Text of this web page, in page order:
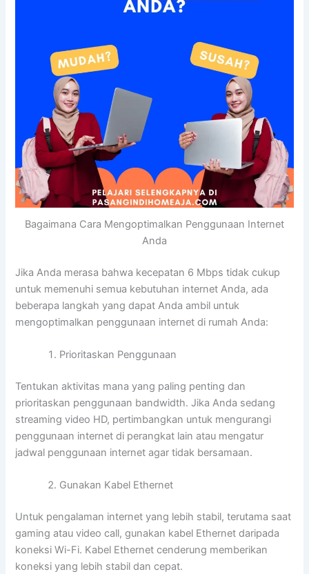
Bagaimana Cara Mengoptimalkan Penggunaan Internet
Anda
Jika Anda merasa bahwa kecepatan 6 Mbps tidak cukup
untuk memenuhi semua kebutuhan internet Anda, ada
beberapa langkah yang dapat Anda ambil untuk
mengoptimalkan penggunaan internet di rumah Anda:
Prioritaskan Penggunaan
Tentukan aktivitas mana yang paling penting dan
prioritaskan penggunaan bandwidth. Jika Anda sedang
streaming video HD, pertimbangkan untuk mengurangi
penggunaan internet di perangkat lain atau mengatur
jadwal penggunaan internet agar tidak bersamaan.
Gunakan Kabel Ethernet
Untuk pengalaman internet yang lebih stabil, terutama saat
gaming atau video call, gunakan kabel Ethernet daripada
koneksi Wi-Fi. Kabel Ethernet cenderung memberikan
koneksi yang lebih stabil dan cepat.